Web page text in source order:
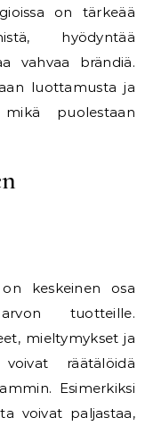
on tärkeää
hyödyntää
vahvaa brändiä.
luottamusta ja
mikä puolestaan
on keskeinen osa
tuotteille.
mieltymykset ja
räätälöidä
Esimerkiksi
voivat paljastaa,